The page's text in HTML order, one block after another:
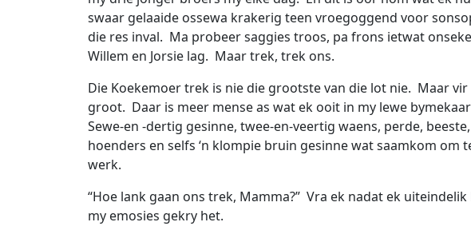
swaar gelaaide ossewa krakerig teen vroegoggend voor
die res inval. Ma probeer saggies troos, pa frons ietwat
Willem en Jorsie lag. Maar trek, trek ons.
Die Koekemoer trek is nie die grootste van die lot nie. Maar
groot. Daar is meer mense as wat ek ooit in my lewe
Sewe-en -dertig gesinne, twee-en-veertig waens, perde,
hoenders en selfs ‘n klompie bruin gesinne wat saamkom om
werk.
“Hoe lank gaan ons trek, Mamma?” Vra ek nadat ek
my emosies gekry het.